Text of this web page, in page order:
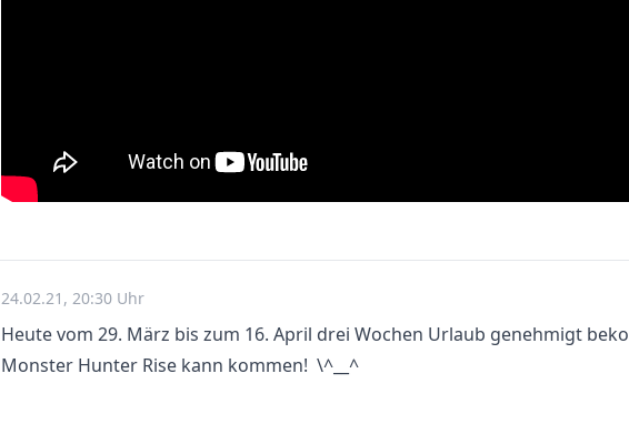
24.02.21, 20:30 Uhr
Heute vom 29. März bis zum 16. April drei Wochen Urlaub genehmigt
Monster Hunter Rise kann kommen! \^__^